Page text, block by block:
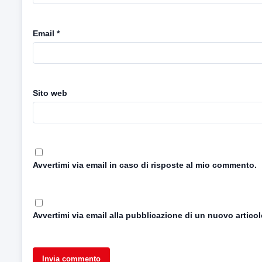
Email *
Sito web
Avvertimi via email in caso di risposte al mio commento.
Avvertimi via email alla pubblicazione di un nuovo